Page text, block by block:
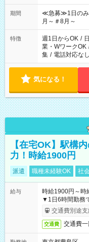
17:00～22:00
期間
≪急募≫1日のみ
月～＃8月～
特徴 週1日からOK /
業・WワークOK
集 / 電話対応なし
気になる！
【在宅OK】駅構
力！時給1900円
派遣 職種未経験OK 社
給与
時給1900円～
▼1日6時間勤務
交通費別途支
交通費 交通費